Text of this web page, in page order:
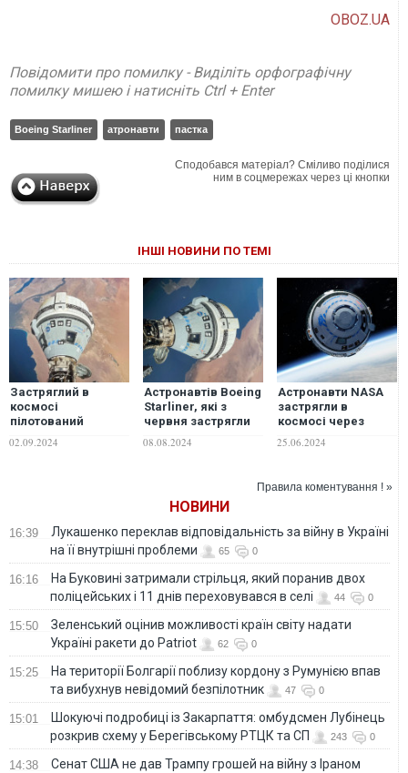
OBOZ.UA
Повідомити про помилку - Виділіть орфографічну
помилку мишею і натисніть Ctrl + Enter
Boeing Starliner атронавти пастка
Сподобався матеріал? Сміливо поділися
ним в соцмережах через ці кнопки
ІНШІ НОВИНИ ПО ТЕМІ
Застряглий в
космосі
пілотований
Boeing почав
02.09.2024
Астронавтів Boeing
Starliner, які з
червня застрягли
врятувати ракета
08.08.2024
Астронавти NASA
застрягли в
космосі через
Boeing Starliner: що
виконати
25.06.2024
Правила коментування ! »
НОВИНИ
16:39
Лукашенко переклав відповідальність за війну в Україні
на її внутрішні проблеми
65 0
16:16
На Буковині затримали стрільця, який поранив двох
поліцейських і 11 днів переховувався в селі
44 0
15:50
Зеленський оцінив можливості країн світу надати
Україні ракети до Patriot
62 0
15:25
На території Болгарії поблизу кордону з Румунією впав
та вибухнув невідомий безпілотник
47 0
15:01
Шокуючі подробиці із Закарпаття: омбудсмен Лубінець
розкрив схему у Берегівському РТЦК та СП
243 0
14:38 Сенат США не дав Трампу грошей на війну з Іраном